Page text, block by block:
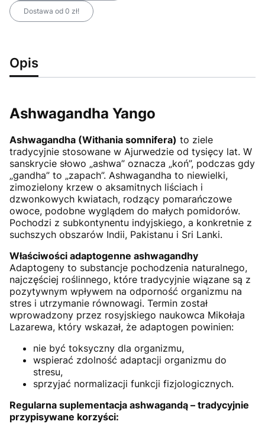
Dostawa od 0 zł!
Opis
Ashwagandha Yango
Ashwagandha (Withania somnifera) to ziele
tradycyjnie stosowane w Ajurwedzie od tysięcy lat. W
sanskrycie słowo „ashwa” oznacza „koń”, podczas gdy
„gandha” to „zapach”. Ashwagandha to niewielki,
zimozielony krzew o aksamitnych liściach i
dzwonkowych kwiatach, rodzący pomarańczowe
owoce, podobne wyglądem do małych pomidorów.
Pochodzi z subkontynentu indyjskiego, a konkretnie z
suchszych obszarów Indii, Pakistanu i Sri Lanki.
Właściwości adaptogenne ashwagandhy
Adaptogeny to substancje pochodzenia naturalnego,
najczęściej roślinnego, które tradycyjnie wiązane są z
pozytywnym wpływem na odporność organizmu na
stres i utrzymanie równowagi. Termin został
wprowadzony przez rosyjskiego naukowca Mikołaja
Lazarewa, który wskazał, że adaptogen powinien:
nie być toksyczny dla organizmu,
wspierać zdolność adaptacji organizmu do
stresu,
sprzyjać normalizacji funkcji fizjologicznych.
Regularna suplementacja ashwagandą – tradycyjnie
przypisywane korzyści: